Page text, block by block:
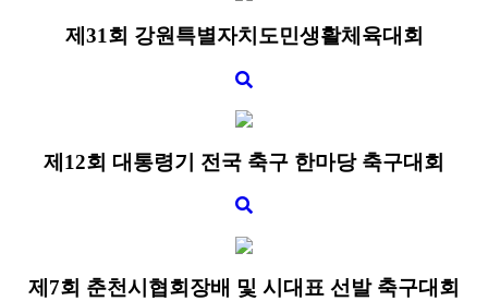
​제31회 강원특별자치도민생활체육대회​
제12회 대통령기 전국 축구 한마당 축구대회
제7회 춘천시협회장배 및 시대표 선발 축구대회